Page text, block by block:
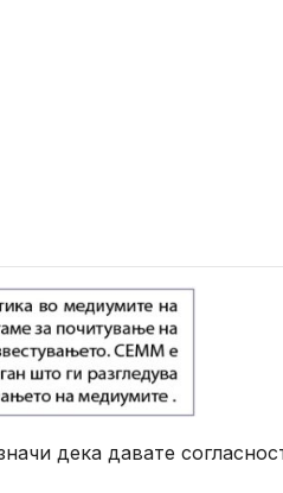
дека давате